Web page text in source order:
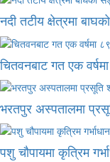
नदी तटीय क्षेत्रमा
चितवनबाट गत एक
भरतपुर अस्पतालमा
पशु चौपायमा कृत्रिम